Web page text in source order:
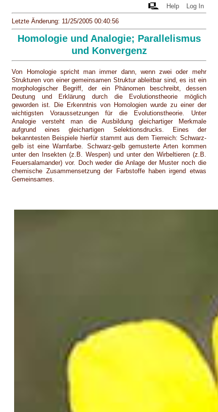
Help Log In
Letzte Änderung: 11/25/2005 00:40:56
Homologie und Analogie; Parallelismus
und Konvergenz
Von Homologie spricht man immer dann, wenn zwei oder mehr
Strukturen von einer gemeinsamen Struktur ableitbar sind, es ist ein
morphologischer Begriff, der ein Phänomen beschreibt, dessen
Deutung und Erklärung durch die Evolutionstheorie möglich
geworden ist. Die Erkenntnis von Homologien wurde zu einer der
wichtigsten Voraussetzungen für die Evolutionstheorie. Unter
Analogie versteht man die Ausbildung gleichartiger Merkmale
aufgrund eines gleichartigen Selektionsdrucks. Eines der
bekanntesten Beispiele hierfür stammt aus dem Tierreich: Schwarz-
gelb ist eine Warnfarbe. Schwarz-gelb gemusterte Arten kommen
unter den Insekten (z.B. Wespen) und unter den Wirbeltieren (z.B.
Feuersalamander) vor. Doch weder die Anlage der Muster noch die
chemische Zusammensetzung der Farbstoffe haben irgend etwas
Gemeinsames.